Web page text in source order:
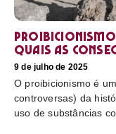
quais as
9 de julho de 2025
O proibicionismo é
controversas) da
uso de substâncias